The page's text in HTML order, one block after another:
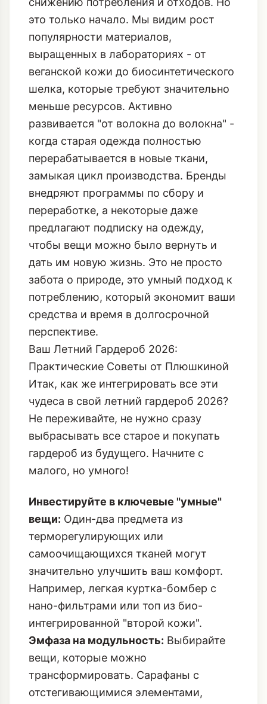
это только начало. Мы видим рост
популярности материалов,
выращенных в лабораториях - от
веганской кожи до биосинтетического
шелка, которые требуют значительно
меньше ресурсов. Активно
развивается "от волокна до волокна" -
когда старая одежда полностью
перерабатывается в новые ткани,
замыкая цикл производства. Бренды
внедряют программы по сбору и
переработке, а некоторые даже
предлагают подписку на одежду,
чтобы вещи можно было вернуть и
дать им новую жизнь. Это не просто
забота о природе, это умный подход к
потреблению, который экономит ваши
средства и время в долгосрочной
перспективе.
Ваш Летний Гардероб 2026:
Практические Советы от Плюшкиной
Итак, как же интегрировать все эти
чудеса в свой летний гардероб 2026?
Не переживайте, не нужно сразу
выбрасывать все старое и покупать
гардероб из будущего. Начните с
малого, но умного!
Инвестируйте в ключевые "умные"
вещи: Один-два предмета из
терморегулирующих или
самоочищающихся тканей могут
значительно улучшить ваш комфорт.
Например, легкая куртка-бомбер с
нано-фильтрами или топ из био-
интегрированной "второй кожи".
Эмфаза на модульность: Выбирайте
вещи, которые можно
трансформировать. Сарафаны с
отстегивающимися элементами,